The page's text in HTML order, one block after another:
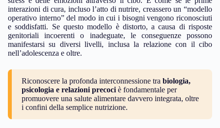
interazioni di cura, incluso l’atto di nutrire, creassero un “modello
operativo interno” del modo in cui i bisogni vengono riconosciuti
e soddisfatti. Se questo modello è distorto, a causa di risposte
genitoriali incoerenti o inadeguate, le conseguenze possono
manifestarsi su diversi livelli, inclusa la relazione con il cibo
nell’adolescenza e oltre.
Riconoscere la profonda interconnessione tra biologia,
psicologia e relazioni precoci è fondamentale per
promuovere una salute alimentare davvero integrata, oltre
i confini della semplice nutrizione.